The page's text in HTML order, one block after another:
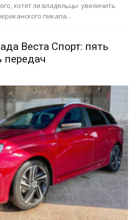
хотят ли владельцы увеличить
пикапа...
Веста Спорт: пять
передач